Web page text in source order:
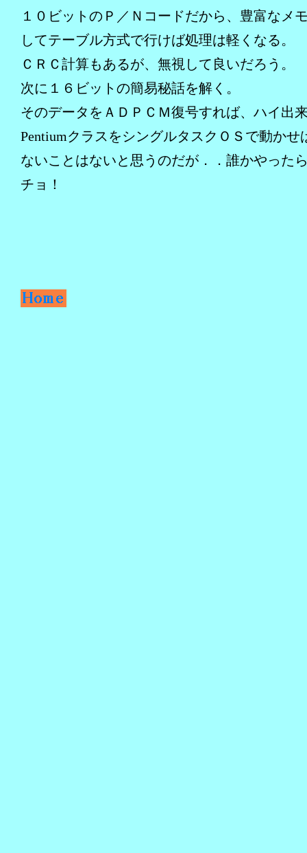
１０ビットのＰ／Ｎコードだから、豊富なメ
してテーブル方式で行けば処理は軽くなる。
ＣＲＣ計算もあるが、無視して良いだろう。
次に１６ビットの簡易秘話を解く。
そのデータをＡＤＰＣＭ復号すれば、ハイ出
PentiumクラスをシングルタスクＯＳで動かせ
ないことはないと思うのだが．．誰かやった
チョ！